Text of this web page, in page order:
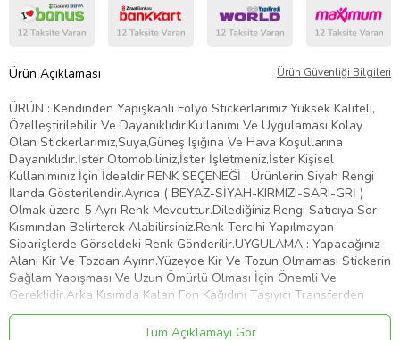
Ürün Açıklaması Ürün Güvenliği Bilgileri
ÜRÜN : Kendinden Yapışkanlı Folyo Stickerlarımız Yüksek Kaliteli,
Özelleştirilebilir Ve Dayanıklıdır.Kullanımı Ve Uygulaması Kolay
Olan Stickerlarımız,Suya,Güneş Işığına Ve Hava Koşullarına
Dayanıklıdır.İster Otomobiliniz,İster İşletmeniz,İster Kişisel
Kullanımınız İçin İdealdir.RENK SEÇENEĞİ : Ürünlerin Siyah Rengi
İlanda Gösterilendir.Ayrıca ( BEYAZ-SİYAH-KIRMIZI-SARI-GRİ )
Olmak üzere 5 Ayrı Renk Mevcuttur.Dilediğiniz Rengi Satıcıya Sor
Kısmından Belirterek Alabilirsiniz.Renk Tercihi Yapılmayan
Siparişlerde Görseldeki Renk Gönderilir.UYGULAMA : Yapacağınız
Alanı Kir Ve Tozdan Ayırın.Yüzeyde Kir Ve Tozun Olmaması Stickerin
Sağlam Yapışması Ve Uzun Ömürlü Olması İçin Önemli Ve
Gereklidir.Arka Kısımda Kalan Fon Kağıdını Taşıyıcı Transferden
Dikkatlice Ayırın.Bu İşlemi Yaparken Stickerin Tüm Parçalarının
Taşıyıcıya Geçtiğinden Emin Olun.Taşıyıcı Transferi Belirlemiş
Tüm Açıklamayı Gör